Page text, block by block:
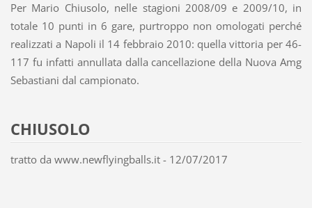
Per Mario Chiusolo, nelle stagioni 2008/09 e 2009/10, in
totale 10 punti in 6 gare, purtroppo non omologati perché
realizzati a Napoli il 14 febbraio 2010: quella vittoria per 46-
117 fu infatti annullata dalla cancellazione della Nuova Amg
Sebastiani dal campionato.
CHIUSOLO
tratto da www.newflyingballs.it - 12/07/2017